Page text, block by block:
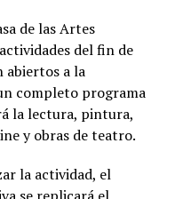
de las Artes
del fin de
abiertos a la
completo programa
la lectura, pintura,
y obras de teatro.
la actividad, el